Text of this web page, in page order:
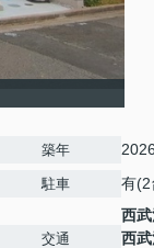
築年
駐車 有(2
交通
西
西